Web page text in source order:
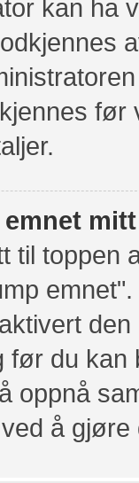
kan ha
til toppen
før du
oppnå
å gjøre